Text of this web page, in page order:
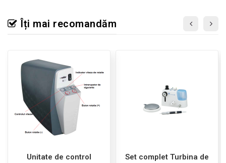
Îți mai recomandăm
Unitate de control
Set complet Turbina de